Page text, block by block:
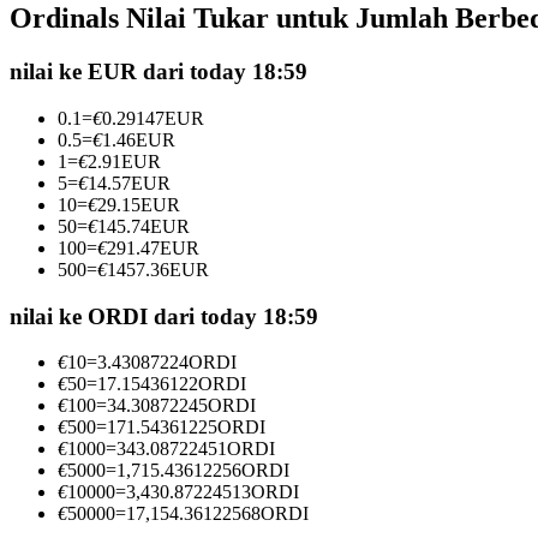
Kontrak berjangka menggunakan USDC sebagai jaminannya
Copy Trading
Bergabunglah dengan pedagang top
Ordinals Nilai Tukar untuk Jumlah
nilai ke EUR dari today 18:59
0.1=€0.29147EUR
0.5=€1.46EUR
1=€2.91EUR
5=€14.57EUR
10=€29.15EUR
50=€145.74EUR
100=€291.47EUR
500=€1457.36EUR
nilai ke ORDI dari today 18:59
€10=3.43087224ORDI
€50=17.15436122ORDI
€100=34.30872245ORDI
€500=171.54361225ORDI
€1000=343.08722451ORDI
€5000=1,715.43612256ORDI
€10000=3,430.87224513ORDI
€50000=17,154.36122568ORDI